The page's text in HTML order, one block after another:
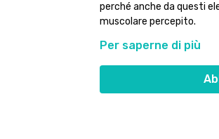
perché anche da questi
muscolare percepito.
Sentiti sempre in libertà
Ascolta il tuo corpo,
Per saperne di più